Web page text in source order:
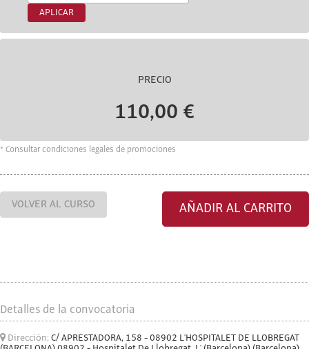
APLICAR
PRECIO
110,00 €
* Consultar condiciones legales de promociones
VOLVER AL CURSO AÑADIR AL CARRITO
Detalles de la convocatoria
Dirección: C/ APRESTADORA, 158 - 08902 L'HOSPITALET DE LLOBREGAT